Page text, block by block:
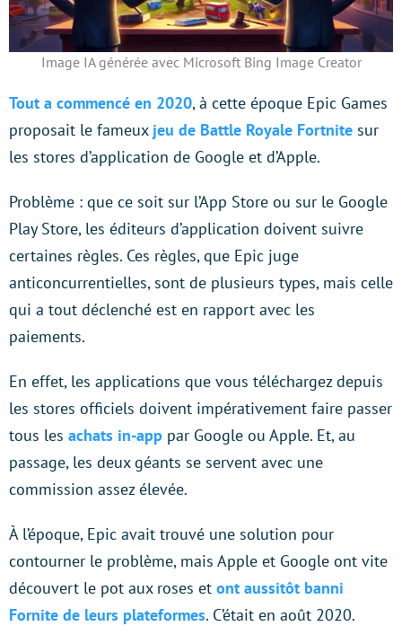
Image IA générée avec Microsoft Bing Image Creator
Tout a commencé en 2020, à cette époque Epic Games
proposait le fameux jeu de Battle Royale Fortnite sur
les stores d’application de Google et d’Apple.
Problème : que ce soit sur l’App Store ou sur le Google
Play Store, les éditeurs d’application doivent suivre
certaines règles. Ces règles, que Epic juge
anticoncurrentielles, sont de plusieurs types, mais celle
qui a tout déclenché est en rapport avec les
paiements.
En effet, les applications que vous téléchargez depuis
les stores officiels doivent impérativement faire passer
tous les achats in-app par Google ou Apple. Et, au
passage, les deux géants se servent avec une
commission assez élevée.
À l’époque, Epic avait trouvé une solution pour
contourner le problème, mais Apple et Google ont vite
découvert le pot aux roses et ont aussitôt banni
Fornite de leurs plateformes. C’était en août 2020.